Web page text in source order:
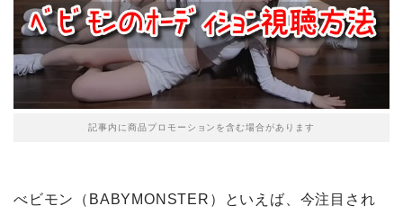
記事内に商品プロモーションを含む場合があります
べビモン（BABYMONSTER）といえば、今注目され